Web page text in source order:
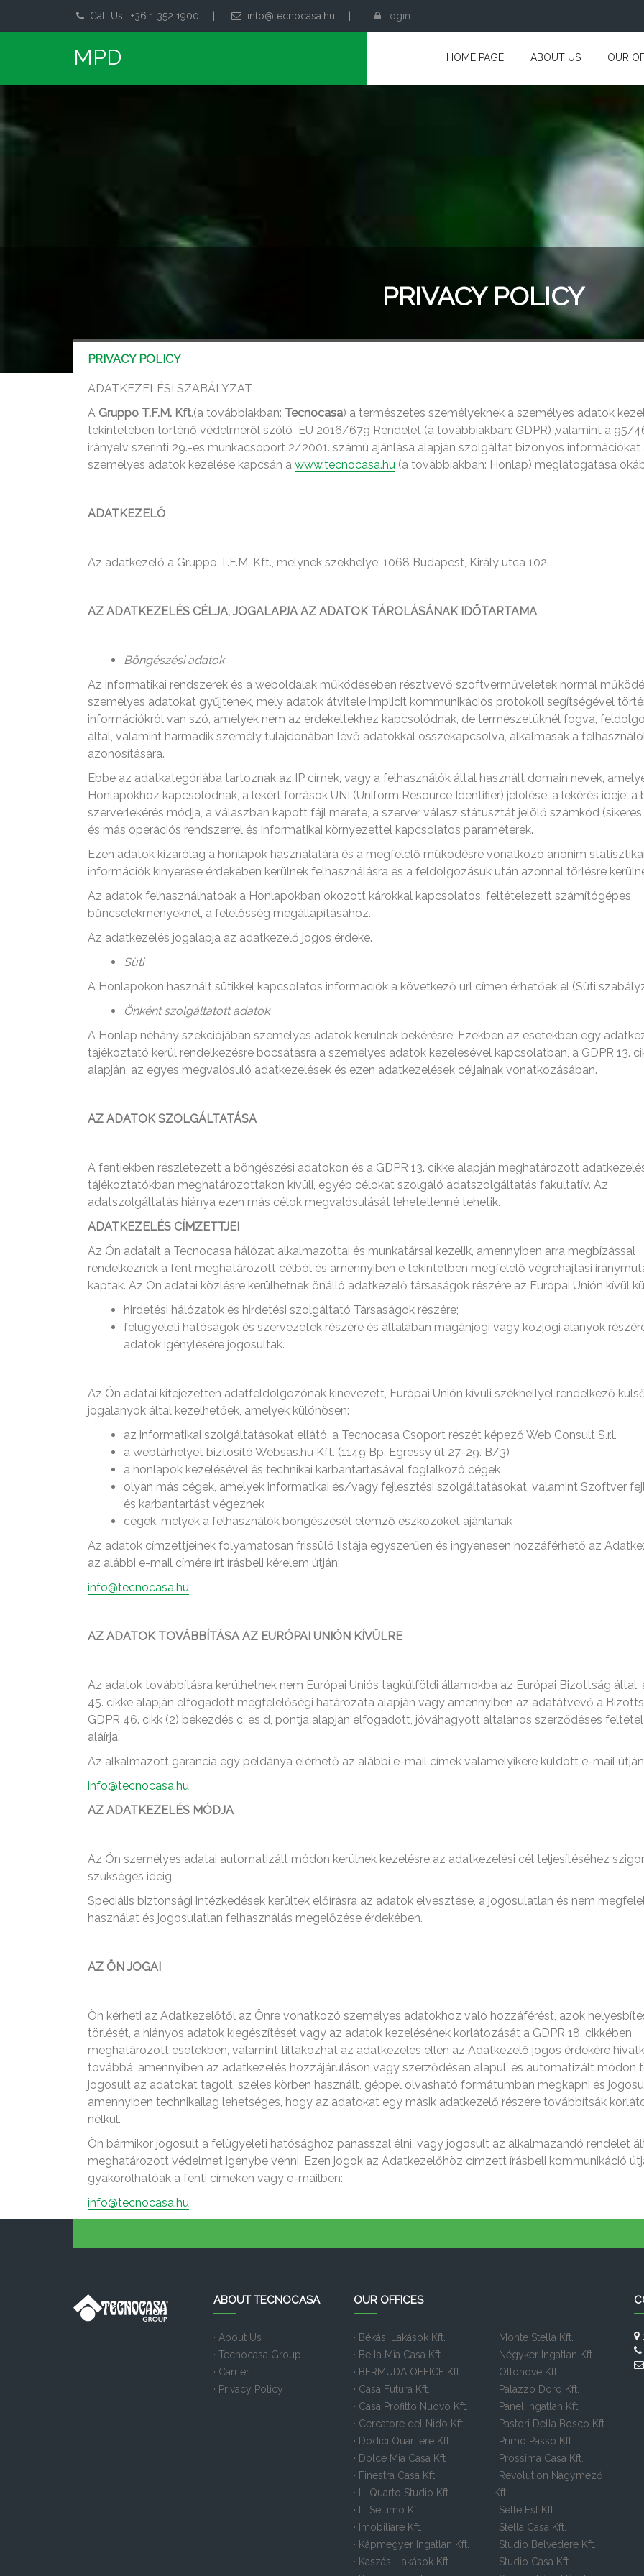
Call Us : +36 1 352 1900 info@tecnocasa.hu Login
HOME PAGE
ABOUT US OUR
PRIVACY POLICY
PRIVACY POLICY
ADATKEZELÉSI SZABÁLYZAT
A Gruppo T.F.M. Kft.(a továbbiakban: Tecnocasa) a természetes személyeknek a személyes adatok
tekintetében történő védelméről szóló EU 2016/679 Rendelet (a továbbiakban: GDPR) ,valamint a 95/
irányelv szerinti 29.-es munkacsoport 2/2001. számú ajánlása alapján szolgáltat bizonyos információkat
személyes adatok kezelése kapcsán a www.tecnocasa.hu (a továbbiakban: Honlap) meglátogatása
ADATKEZELŐ
Az adatkezelő a Gruppo T.F.M. Kft., melynek székhelye: 1068 Budapest, Király utca 102.
AZ ADATKEZELÉS CÉLJA, JOGALAPJA AZ ADATOK TÁROLÁSÁNAK IDŐTARTAMA
Böngészési adatok
Az informatikai rendszerek és a weboldalak működésében résztvevő szoftverműveletek normál
személyes adatokat gyűjtenek, mely adatok átvitele implicit kommunikációs protokoll segítségével
információkról van szó, amelyek nem az érdekeltekhez kapcsolódnak, de természetüknél fogva,
által, valamint harmadik személy tulajdonában lévő adatokkal összekapcsolva, alkalmasak a
azonosítására.
Ebbe az adatkategóriába tartoznak az IP címek, vagy a felhasználók által használt domain nevek,
Honlapokhoz kapcsolódnak, a lekért források UNI (Uniform Resource Identifier) jelölése, a lekérés ideje,
szerverlekérés módja, a válaszban kapott fájl mérete, a szerver válasz státusztát jelölő számkód
és más operációs rendszerrel és informatikai környezettel kapcsolatos paraméterek.
Ezen adatok kizárólag a honlapok használatára és a megfelelő működésre vonatkozó anonim statisztikai
információk kinyerése érdekében kerülnek felhasználásra és a feldolgozásuk után azonnal törlésre
Az adatok felhasználhatóak a Honlapokban okozott károkkal kapcsolatos, feltételezett számítógépes
bűncselekményeknél, a felelősség megállapításához.
Az adatkezelés jogalapja az adatkezelő jogos érdeke.
Süti
A Honlapokon használt sütikkel kapcsolatos információk a következő url címen érhetőek el (Süti
Önként szolgáltatott adatok
A Honlap néhány szekciójában személyes adatok kerülnek bekérésre. Ezekben az esetekben egy
tájékoztató kerül rendelkezésre bocsátásra a személyes adatok kezelésével kapcsolatban, a GDPR 13.
alapján, az egyes megvalósuló adatkezelések és ezen adatkezelések céljainak vonatkozásában.
AZ ADATOK SZOLGÁLTATÁSA
A fentiekben részletezett a böngészési adatokon és a GDPR 13. cikke alapján meghatározott
tájékoztatókban meghatározottakon kívüli, egyéb célokat szolgáló adatszolgáltatás fakultatív. Az
adatszolgáltatás hiánya ezen más célok megvalósulását lehetetlenné tehetik.
ADATKEZELÉS CÍMZETTJEI
Az Ön adatait a Tecnocasa hálózat alkalmazottai és munkatársai kezelik, amennyiben arra megbízással
rendelkeznek a fent meghatározott célból és amennyiben e tekintetben megfelelő végrehajtási
kaptak. Az Ön adatai közlésre kerülhetnek önálló adatkezelő társaságok részére az Európai Unión kívül
hirdetési hálózatok és hirdetési szolgáltató Társaságok részére;
felügyeleti hatóságok és szervezetek részére és általában magánjogi vagy közjogi alanyok
adatok igénylésére jogosultak.
Az Ön adatai kifejezetten adatfeldolgozónak kinevezett, Európai Unión kívüli székhellyel rendelkező
jogalanyok által kezelhetőek, amelyek különösen:
az informatikai szolgáltatásokat ellátó, a Tecnocasa Csoport részét képező Web Consult S.r.l.
a webtárhelyet biztosító Websas.hu Kft. (1149 Bp. Egressy út 27-29. B/3)
a honlapok kezelésével és technikai karbantartásával foglalkozó cégek
olyan más cégek, amelyek informatikai és/vagy fejlesztési szolgáltatásokat, valamint Szoftver
és karbantartást végeznek
cégek, melyek a felhasználók böngészését elemző eszközöket ajánlanak
Az adatok címzettjeinek folyamatosan frissülő listája egyszerűen és ingyenesen hozzáférhető az
az alábbi e-mail címére írt írásbeli kérelem útján:
info@tecnocasa.hu
AZ ADATOK TOVÁBBÍTÁSA AZ EURÓPAI UNIÓN KÍVÜLRE
Az adatok továbbításra kerülhetnek nem Európai Uniós tagkülföldi államokba az Európai Bizottság által,
45. cikke alapján elfogadott megfelelőségi határozata alapján vagy amennyiben az adatátvevő a
GDPR 46. cikk (2) bekezdés c, és d, pontja alapján elfogadott, jóváhagyott általános szerződéses
aláírja.
Az alkalmazott garancia egy példánya elérhető az alábbi e-mail címek valamelyikére küldött e-mail
info@tecnocasa.hu
AZ ADATKEZELÉS MÓDJA
Az Ön személyes adatai automatizált módon kerülnek kezelésre az adatkezelési cél teljesítéséhez
szükséges ideig.
Speciális biztonsági intézkedések kerültek előírásra az adatok elvesztése, a jogosulatlan és nem
használat és jogosulatlan felhasználás megelőzése érdekében.
AZ ÖN JOGAI
Ön kérheti az Adatkezelőtől az Önre vonatkozó személyes adatokhoz való hozzáférést, azok
törlését, a hiányos adatok kiegészítését vagy az adatok kezelésének korlátozását a GDPR 18. cikkében
meghatározott esetekben, valamint tiltakozhat az adatkezelés ellen az Adatkezelő jogos érdekére
továbbá, amennyiben az adatkezelés hozzájáruláson vagy szerződésen alapul, és automatizált módon
jogosult az adatokat tagolt, széles körben használt, géppel olvasható formátumban megkapni és
amennyiben technikailag lehetséges, hogy az adatokat egy másik adatkezelő részére továbbítsák
nélkül.
Ön bármikor jogosult a felügyeleti hatósághoz panasszal élni, vagy jogosult az alkalmazandó rendelet
meghatározott védelmet igénybe venni. Ezen jogok az Adatkezelőhöz címzett írásbeli kommunikáció
gyakorolhatóak a fenti címeken vagy e-mailben:
info@tecnocasa.hu
ABOUT TECNOCASA
· About Us
· Tecnocasa Group
· Carrier
· Privacy Policy
OUR OFFICES
· Békási Lakások Kft.
· Bella Mia Casa Kft.
· BERMUDA OFFICE Kft.
· Casa Futura Kft.
· Casa Profitto Nuovo Kft.
· Cercatore del Nido Kft.
· Dodici Quartiere Kft.
· Dolce Mia Casa Kft
· Finestra Casa Kft.
· IL Quarto Studio Kft.
· IL Settimo Kft.
· Imobiliare Kft.
· Kápmegyer Ingatlan Kft.
· Kaszási Lakások Kft.
· Monte Stella Kft.
· Négyker Ingatlan Kft.
· Ottonove Kft.
· Palazzo Doro Kft.
· Panel Ingatlan Kft.
· Pastori Della Bosco Kft.
· Primo Passo Kft.
· Prossima Casa Kft.
· Revolution Nagymező
Kft.
· Sette Est Kft.
· Stella Casa Kft.
· Studio Belvedere Kft.
· Studio Casa Kft.